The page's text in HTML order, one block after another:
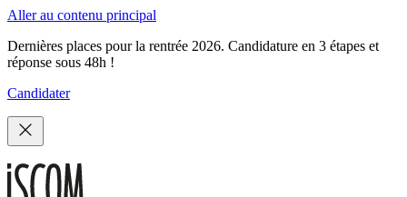
Aller au contenu principal
Dernières places pour la rentrée 2026. Candidature en 3 étapes et
réponse sous 48h !
Candidater